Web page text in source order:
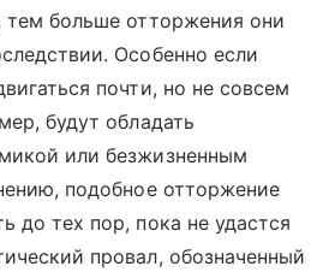
тем больше отторжения они
Особенно если
почти, но не совсем
будут обладать
или безжизненным
подобное отторжение
до тех пор, пока не удастся
провал, обозначенный